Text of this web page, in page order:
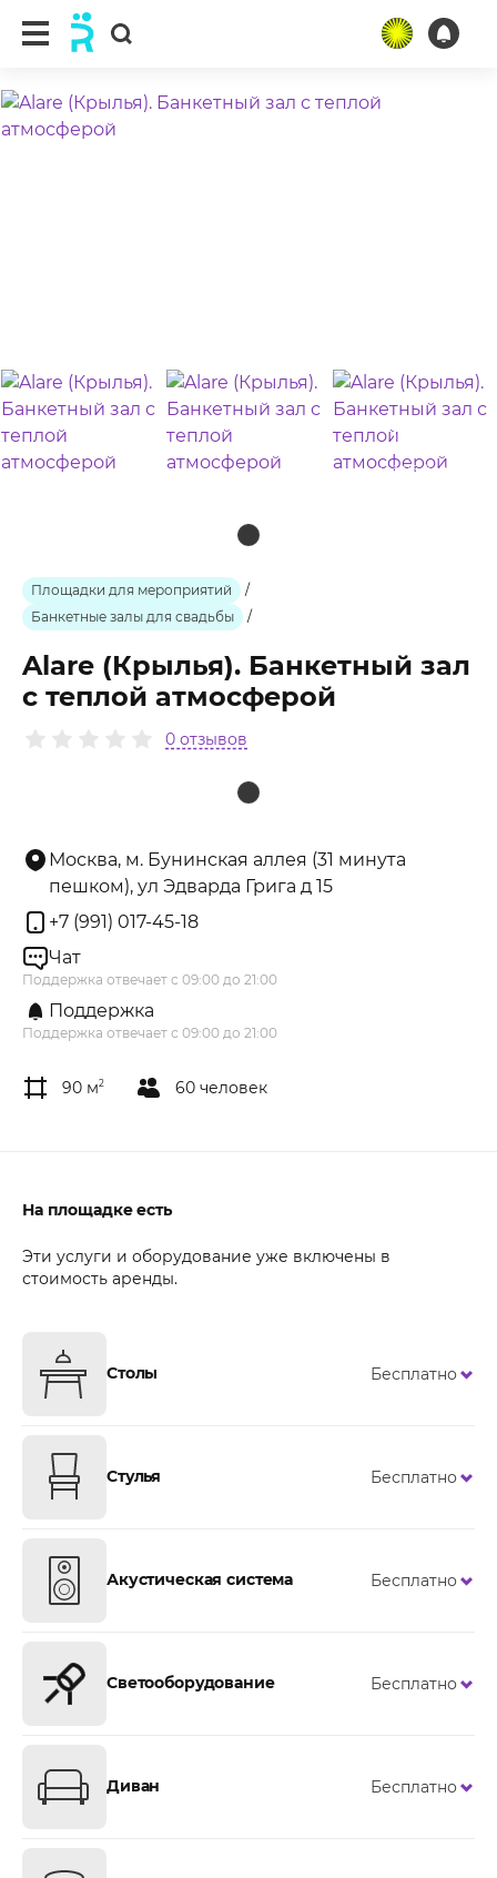
ещё 95 фото
Площадки для мероприятий
/
Банкетные залы для свадьбы
/
Alare (Крылья). Банкетный зал
с теплой атмосферой
0 отзывов
Москва, м. Бунинская аллея (31 минута
пешком), ул Эдварда Грига д 15
+7 (991) 017-45-18
Чат
Поддержка отвечает с 09:00 до 21:00
Поддержка
Поддержка отвечает с 09:00 до 21:00
90 м2 60 человек
На площадке есть
Эти услуги и оборудование уже включены в
стоимость аренды.
Столы Бесплатно
Стулья Бесплатно
Акустическая система Бесплатно
Светооборудование Бесплатно
Диван Бесплатно